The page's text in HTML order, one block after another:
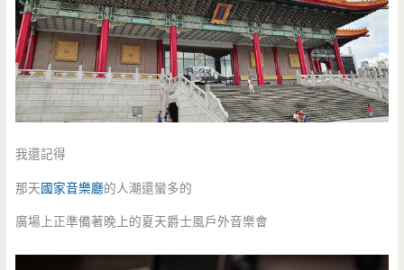
我還記得
那天國家音樂廳的人潮還蠻多的
廣場上正準備著晚上的夏天爵士風戶外音樂會